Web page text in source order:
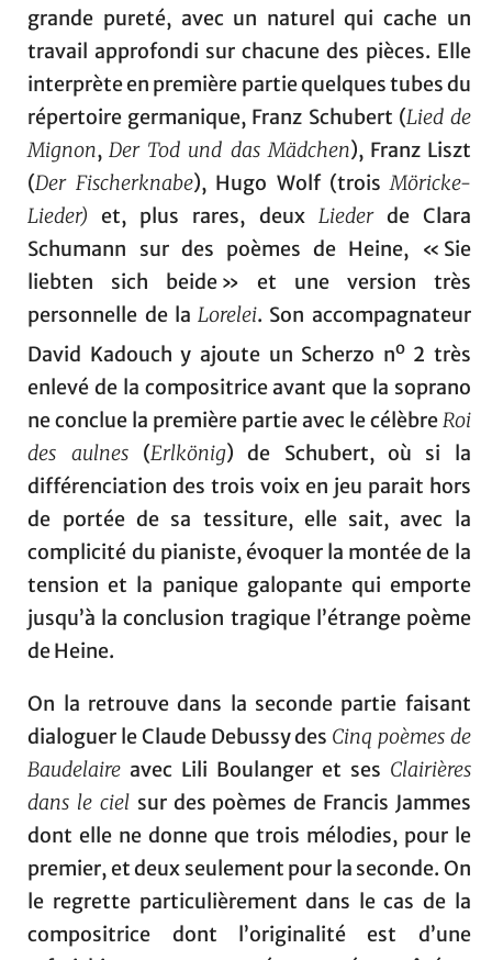
grande pureté, avec un naturel qui cache un
travail approfondi sur chacune des pièces. Elle
interprète en première partie quelques tubes du
répertoire germanique, Franz Schubert (Lied de
Mignon,Der Tod und das Mädchen), Franz Liszt
(Der Fischerknabe), Hugo Wolf (troisMöricke-
Lieder) et, plus rares, deux Liederde Clara
Schumann sur des poèmes de Heine, « Sie
liebten sich beide » et une version très
personnelle de laLorelei. Son accompagnateur
David Kadouch y ajoute un Scherzo no2 très
enlevé de la compositrice avant que la soprano
ne conclue la première partie avec le célèbreRoi
des aulnes (Erlkönig) de Schubert, où si la
différenciation des trois voix en jeu parait hors
de portée de sa tessiture, elle sait, avec la
complicité du pianiste, évoquer la montée de la
tension et la panique galopante qui emporte
jusqu’à la conclusion tragique l’étrange poème
de Heine.
On la retrouve dans la seconde partie faisant
dialoguer le Claude Debussy des Cinq poèmes de
Baudelaire avec Lili Boulanger et ses Clairières
dans le ciel sur des poèmes de Francis Jammes
dont elle ne donne que trois mélodies, pour le
premier, et deux seulement pour la seconde. On
le regrette particulièrement dans le cas de la
compositrice dont l’originalité est d’une